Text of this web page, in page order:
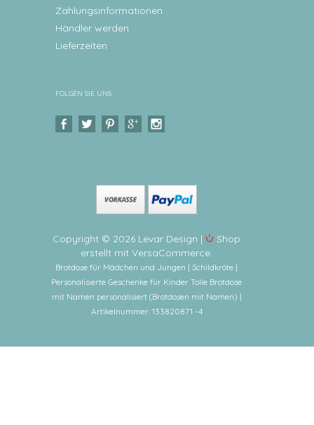
Zahlungsinformationen
Händler werden
Lieferzeiten
FOLGEN SIE UNS
Copyright © 2026 Levar Design |
Shop
erstellt mit VersaCommerce.
Brotdose für Mädchen und Jungen | Schildkröte |
Personalisierte Geschenke für Kinder Tolle Brotdose
mit Namen personalisiert (Brotdosen mit Namen) |
Artikelnummer: 133820871 -4